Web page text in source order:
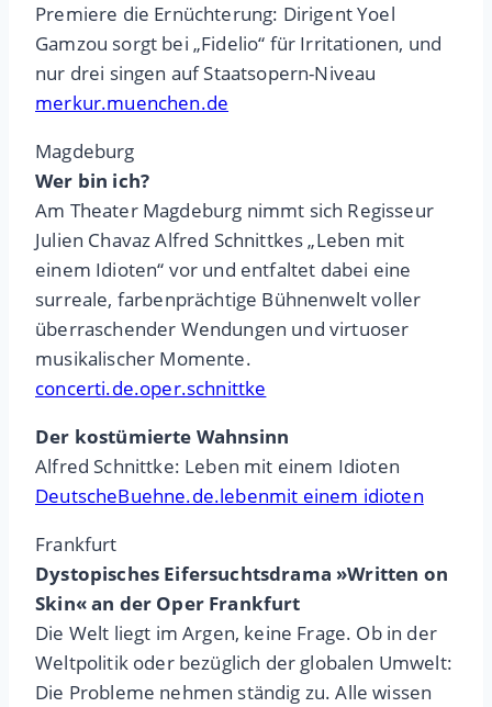
Premiere die Ernüchterung: Dirigent Yoel
Gamzou sorgt bei „Fidelio“ für Irritationen, und
nur drei singen auf Staatsopern-Niveau
merkur.muenchen.de
Magdeburg
Wer bin ich?
Am Theater Magdeburg nimmt sich Regisseur
Julien Chavaz Alfred Schnittkes „Leben mit
einem Idioten“ vor und entfaltet dabei eine
surreale, farbenprächtige Bühnenwelt voller
überraschender Wendungen und virtuoser
musikalischer Momente.
concerti.de.oper.schnittke
Der kostümierte Wahnsinn
Alfred Schnittke: Leben mit einem Idioten
DeutscheBuehne.de.lebenmit einem idioten
Frankfurt
Dystopisches Eifersuchtsdrama »Written on
Skin« an der Oper Frankfurt
Die Welt liegt im Argen, keine Frage. Ob in der
Weltpolitik oder bezüglich der globalen Umwelt:
Die Probleme nehmen ständig zu. Alle wissen